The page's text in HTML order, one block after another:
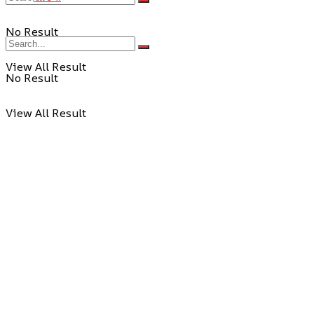
No Result
View All Result
No Result
View All Result